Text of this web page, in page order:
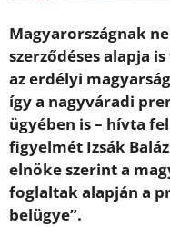
Magyarországnak
szerződéses alapja
az erdélyi
így a nagyváradi
ügyében is – hívta
figyelmét Izsák
elnöke szerint a
foglaltak alapján a
belügye”.